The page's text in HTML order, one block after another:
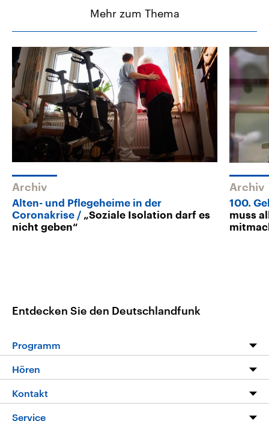
Mehr zum Thema
Archiv
Alten- und Pflegeheime in der
Coronakrise
„Soziale Isolation darf es
nicht geben“
Archiv
100.
muss
Entdecken Sie den Deutschlandfunk
Programm
Programm
Die Nachrichten
Hören
Livestream
Kontakt
Hörerservice
Service